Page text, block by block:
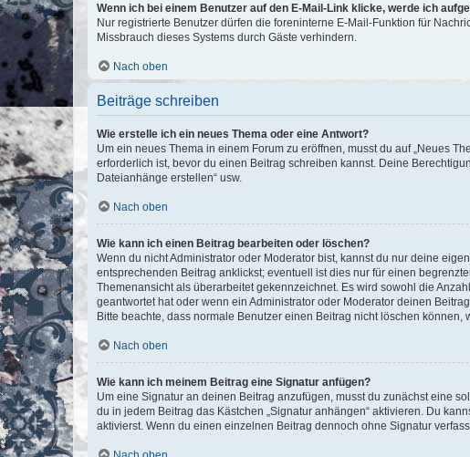
Wenn ich bei einem Benutzer auf den E-Mail-Link klicke, werde ich
Nur registrierte Benutzer dürfen die foreninterne E-Mail-Funktion für
Missbrauch dieses Systems durch Gäste verhindern.
Nach oben
Beiträge schreiben
Wie erstelle ich ein neues Thema oder eine Antwort?
Um ein neues Thema in einem Forum zu eröffnen, musst du auf „Neues
erforderlich ist, bevor du einen Beitrag schreiben kannst. Deine
Dateianhänge erstellen“ usw.
Nach oben
Wie kann ich einen Beitrag bearbeiten oder löschen?
Wenn du nicht Administrator oder Moderator bist, kannst du nur deine
entsprechenden Beitrag anklickst; eventuell ist dies nur für einen
Themenansicht als überarbeitet gekennzeichnet. Es wird sowohl die
geantwortet hat oder wenn ein Administrator oder Moderator deinen
Bitte beachte, dass normale Benutzer einen Beitrag nicht löschen können,
Nach oben
Wie kann ich meinem Beitrag eine Signatur anfügen?
Um eine Signatur an deinen Beitrag anzufügen, musst du zunächst eine
du in jedem Beitrag das Kästchen „Signatur anhängen“ aktivieren. Du
aktivierst. Wenn du einen einzelnen Beitrag dennoch ohne Signatur